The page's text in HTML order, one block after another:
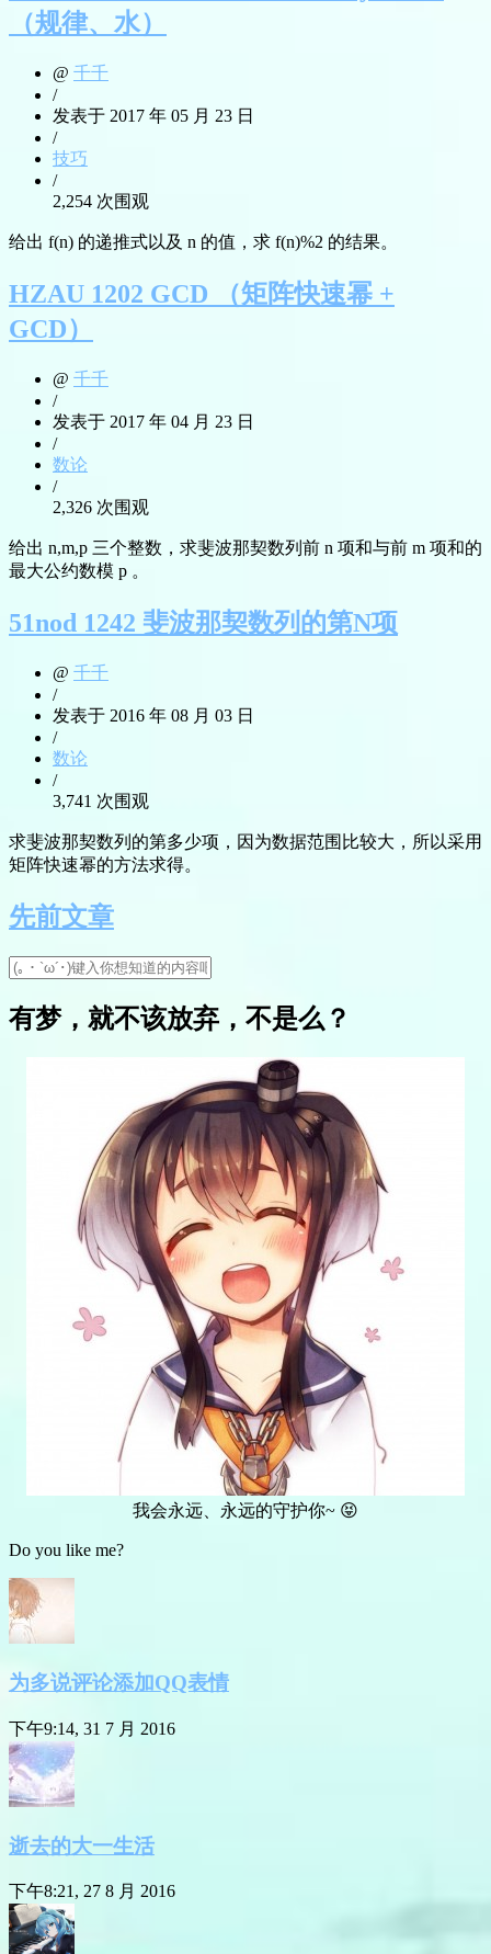
（规律、水）
@ 千千
/
发表于 2017 年 05 月 23 日
/
技巧
/
2,254 次围观
给出 f(n) 的递推式以及 n 的值，求 f(n)%2 的结果。
HZAU 1202 GCD （矩阵快速幂 +
GCD）
@ 千千
/
发表于 2017 年 04 月 23 日
/
数论
/
2,326 次围观
给出 n,m,p 三个整数，求斐波那契数列前 n 项和与前 m 项和的
最大公约数模 p 。
51nod 1242 斐波那契数列的第N项
@ 千千
/
发表于 2016 年 08 月 03 日
/
数论
/
3,741 次围观
求斐波那契数列的第多少项，因为数据范围比较大，所以采用
矩阵快速幂的方法求得。
先前文章
有梦，就不该放弃，不是么？
我会永远、永远的守护你~ 😝
Do you like me?
为多说评论添加QQ表情
下午9:14, 31 7 月 2016
逝去的大一生活
下午8:21, 27 8 月 2016